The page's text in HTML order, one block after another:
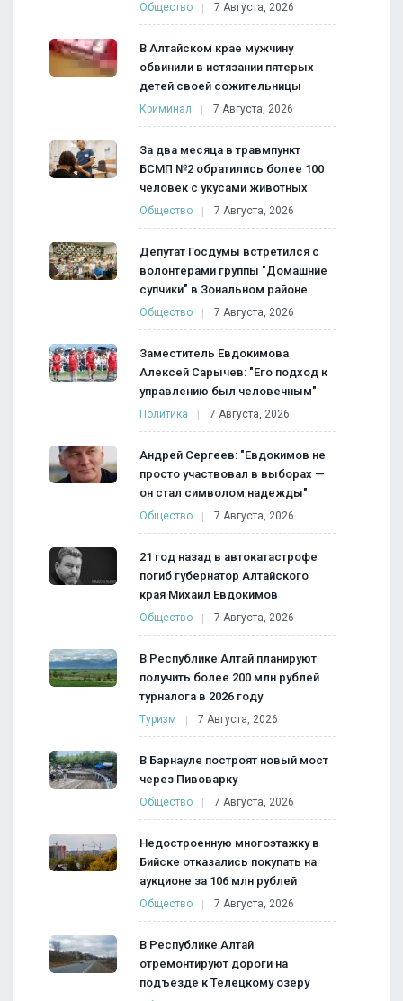
Общество 7 Августа, 2026
В Алтайском крае мужчину
обвинили в истязании пятерых
детей своей сожительницы
Криминал 7 Августа, 2026
За два месяца в травмпункт
БСМП №2 обратились более 100
человек с укусами животных
Общество 7 Августа, 2026
Депутат Госдумы встретился с
волонтерами группы "Домашние
супчики" в Зональном районе
Общество 7 Августа, 2026
Заместитель Евдокимова
Алексей Сарычев: "Его подход к
управлению был человечным"
Политика 7 Августа, 2026
Андрей Сергеев: "Евдокимов не
просто участвовал в выборах —
он стал символом надежды"
Общество 7 Августа, 2026
21 год назад в автокатастрофе
погиб губернатор Алтайского
края Михаил Евдокимов
Общество 7 Августа, 2026
В Республике Алтай планируют
получить более 200 млн рублей
турналога в 2026 году
Туризм 7 Августа, 2026
В Барнауле построят новый мост
через Пивоварку
Общество 7 Августа, 2026
Недостроенную многоэтажку в
Бийске отказались покупать на
аукционе за 106 млн рублей
Общество 7 Августа, 2026
В Республике Алтай
отремонтируют дороги на
подъезде к Телецкому озеру